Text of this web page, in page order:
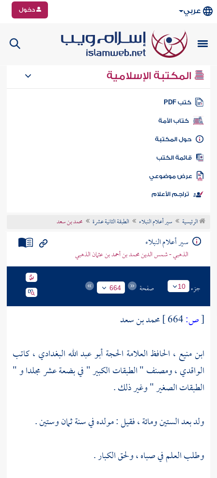
عربي دخول
المكتبة الإسلامية
كتب PDF
كتاب الأمة
المكتبة
الكتب
موضوعي
تراجم الأعلام
الرئيسية سير أعلام النبلاء الطبقة الثانية عشرة محمد بن سعد
سير أعلام النبلاء
الذهبي - شمس الدين محمد بن أحمد بن عثمان الذهبي
جزء 10 صفحة 664
[ص:
محمد بن سعد
ابن منيع ، الحافظ العلامة الحجة أبو عبد الله البغدادي ، كاتب
الواقدي، ومصنف " الطبقات الكبير " في بضعة عشر مجلدا و "
الطبقات الصغير " وغير ذلك .
ولد بعد الستين ومائة ، فقيل : مولده في سنة ثمان وستين .
وطلب العلم في صباه ، ولحق الكبار .